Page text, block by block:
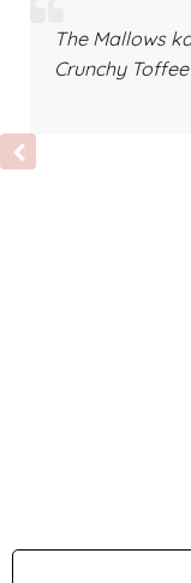
The Mallows
Crunchy